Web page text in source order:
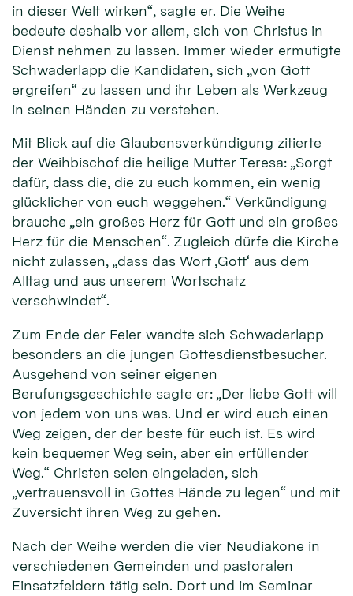
in dieser Welt wirken“, sagte er. Die Weihe
bedeute deshalb vor allem, sich von Christus in
Dienst nehmen zu lassen. Immer wieder ermutigte
Schwaderlapp die Kandidaten, sich „von Gott
ergreifen“ zu lassen und ihr Leben als Werkzeug
in seinen Händen zu verstehen.
Mit Blick auf die Glaubensverkündigung zitierte
der Weihbischof die heilige Mutter Teresa: „Sorgt
dafür, dass die, die zu euch kommen, ein wenig
glücklicher von euch weggehen.“ Verkündigung
brauche „ein großes Herz für Gott und ein großes
Herz für die Menschen“. Zugleich dürfe die Kirche
nicht zulassen, „dass das Wort ‚Gott‘ aus dem
Alltag und aus unserem Wortschatz
verschwindet“.
Zum Ende der Feier wandte sich Schwaderlapp
besonders an die jungen Gottesdienstbesucher.
Ausgehend von seiner eigenen
Berufungsgeschichte sagte er: „Der liebe Gott will
von jedem von uns was. Und er wird euch einen
Weg zeigen, der der beste für euch ist. Es wird
kein bequemer Weg sein, aber ein erfüllender
Weg.“ Christen seien eingeladen, sich
„vertrauensvoll in Gottes Hände zu legen“ und mit
Zuversicht ihren Weg zu gehen.
Nach der Weihe werden die vier Neudiakone in
verschiedenen Gemeinden und pastoralen
Einsatzfeldern tätig sein. Dort und im Seminar